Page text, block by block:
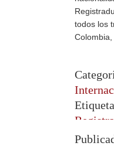
todos los
de